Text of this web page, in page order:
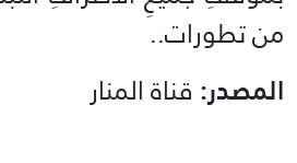
من تطورات..
المصدر: قناة المنار